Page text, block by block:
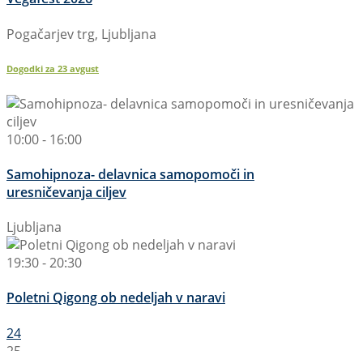
Pogačarjev trg, Ljubljana
Dogodki za 23 avgust
10:00 - 16:00
Samohipnoza- delavnica samopomoči in
uresničevanja ciljev
Ljubljana
19:30 - 20:30
Poletni Qigong ob nedeljah v naravi
24